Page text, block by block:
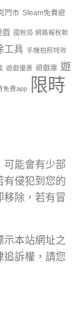
門市 Steam免費遊
戲 國稅局 網路報稅軟
工具 手機拍照特效
遊戲優惠 遊戲庫 遊
免費app
限時
可能會有少部
有侵犯到您的
移除，若有冒
示本站網址之
追訴權，請您